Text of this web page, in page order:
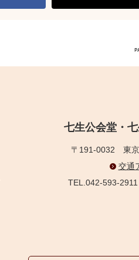
七生公会堂・
〒191-0032 東
交通
TEL.042-593-